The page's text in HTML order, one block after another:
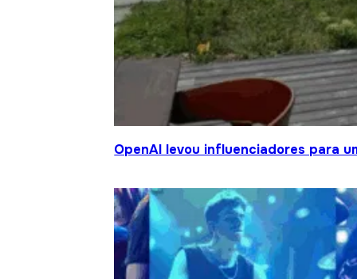
OpenAI levou influenciadores para